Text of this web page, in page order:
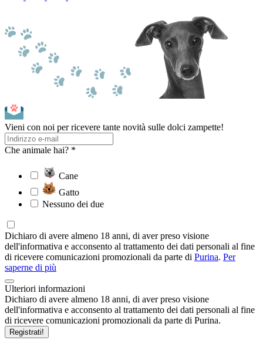
Vieni con noi per ricevere tante novità sulle dolci zampette!
Che animale hai? *
Cane
Gatto
Nessuno dei due
Dichiaro di avere almeno 18 anni, di aver preso visione
dell'informativa e acconsento al trattamento dei dati personali al fine
di ricevere comunicazioni promozionali da parte di Purina. Per
saperne di più
Ulteriori informazioni
Dichiaro di avere almeno 18 anni, di aver preso visione
dell'informativa e acconsento al trattamento dei dati personali al fine
di ricevere comunicazioni promozionali da parte di Purina.
Registrati!